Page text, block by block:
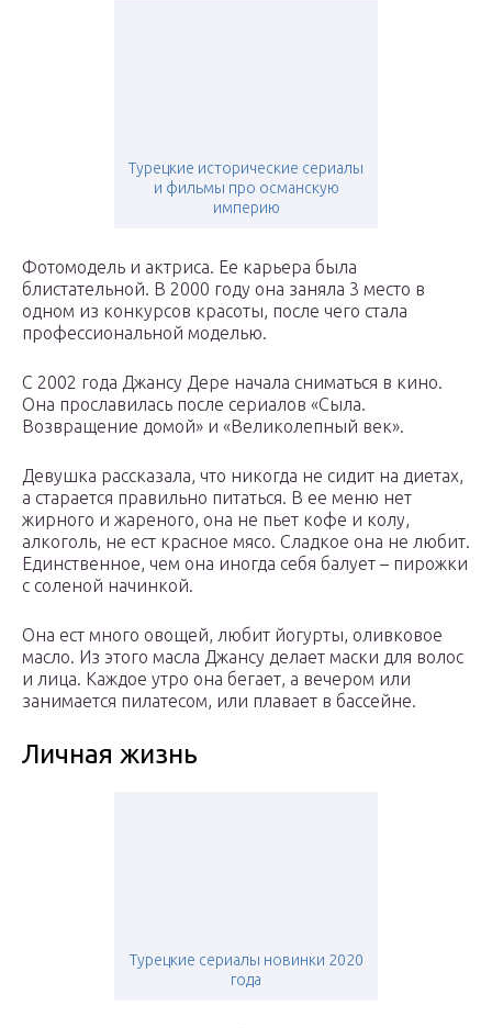
Турецкие исторические сериалы
и фильмы про османскую
империю
Фотомодель и актриса. Ее карьера была
блистательной. В 2000 году она заняла 3 место в
одном из конкурсов красоты, после чего стала
профессиональной моделью.
С 2002 года Джансу Дере начала сниматься в кино.
Она прославилась после сериалов «Сыла.
Возвращение домой» и «Великолепный век».
Девушка рассказала, что никогда не сидит на диетах,
а старается правильно питаться. В ее меню нет
жирного и жареного, она не пьет кофе и колу,
алкоголь, не ест красное мясо. Сладкое она не любит.
Единственное, чем она иногда себя балует – пирожки
с соленой начинкой.
Она ест много овощей, любит йогурты, оливковое
масло. Из этого масла Джансу делает маски для волос
и лица. Каждое утро она бегает, а вечером или
занимается пилатесом, или плавает в бассейне.
Личная жизнь
Турецкие сериалы новинки 2020
года